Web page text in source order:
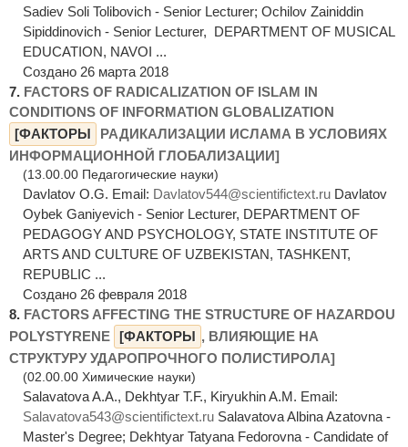
Sadiev Soli Tolibovich - Senior Lecturer; Ochilov Zainiddin
Sipiddinovich - Senior Lecturer, DEPARTMENT OF MUSICAL
EDUCATION, NAVOI ...
Создано 26 марта 2018
7. FACTORS OF RADICALIZATION OF ISLAM IN
CONDITIONS OF INFORMATION GLOBALIZATION
[ФАКТОРЫ
РАДИКАЛИЗАЦИИ ИСЛАМА В УСЛОВИЯХ
ИНФОРМАЦИОННОЙ ГЛОБАЛИЗАЦИИ]
(13.00.00 Педагогические науки)
Davlatov O.G. Email: Davlatov544@scientifictext.ru Davlatov
Oybek Ganiyevich - Senior Lecturer, DEPARTMENT OF
PEDAGOGY AND PSYCHOLOGY, STATE INSTITUTE OF
ARTS AND CULTURE OF UZBEKISTAN, TASHKENT,
REPUBLIC ...
Создано 26 февраля 2018
8. FACTORS AFFECTING THE STRUCTURE OF HAZARDOU
POLYSTYRENE [ФАКТОРЫ , ВЛИЯЮЩИЕ НА
СТРУКТУРУ УДАРОПРОЧНОГО ПОЛИСТИРОЛА]
(02.00.00 Химические науки)
Salavatova A.A., Dekhtyar T.F., Kiryukhin A.M. Email:
Salavatova543@scientifictext.ru Salavatova Albina Azatovna -
Master's Degree; Dekhtyar Tatyana Fedorovna - Candidate of